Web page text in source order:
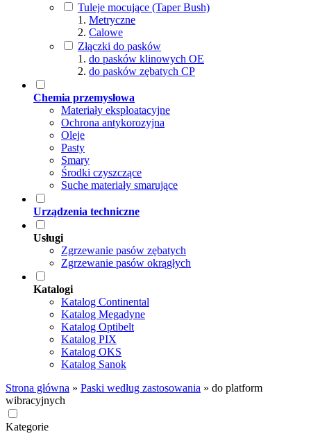
Tuleje mocujące (Taper Bush)
Metryczne
Calowe
Złączki do pasków
do pasków klinowych OE
do pasków zębatych CP
Chemia przemysłowa
Materiały eksploatacyjne
Ochrona antykorozyjna
Oleje
Pasty
Smary
Środki czyszczące
Suche materiały smarujące
Urządzenia techniczne
Usługi
Zgrzewanie pasów zębatych
Zgrzewanie pasów okrągłych
Katalogi
Katalog Continental
Katalog Megadyne
Katalog Optibelt
Katalog PIX
Katalog OKS
Katalog Sanok
Strona główna » Paski według zastosowania » do platform
wibracyjnych
Kategorie